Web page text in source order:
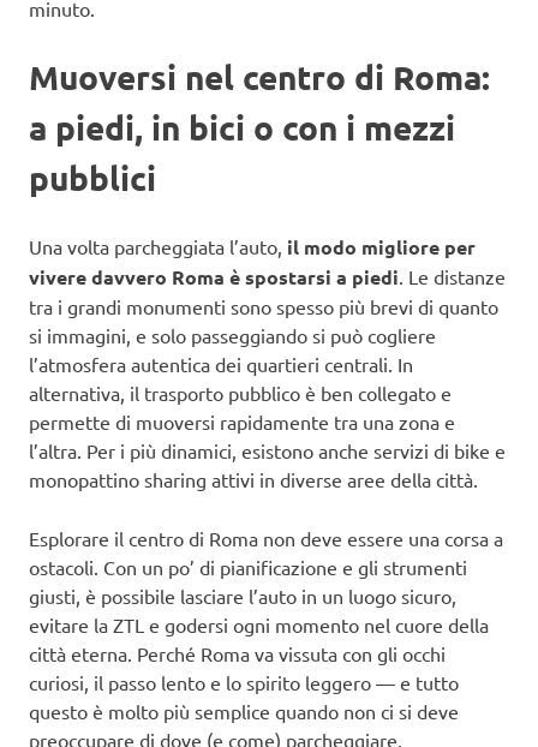
minuto.
Muoversi nel centro di Roma:
a piedi, in bici o con i mezzi
pubblici
Una volta parcheggiata l’auto, il modo migliore per
vivere davvero Roma è spostarsi a piedi. Le distanze
tra i grandi monumenti sono spesso più brevi di quanto
si immagini, e solo passeggiando si può cogliere
l’atmosfera autentica dei quartieri centrali. In
alternativa, il trasporto pubblico è ben collegato e
permette di muoversi rapidamente tra una zona e
l’altra. Per i più dinamici, esistono anche servizi di bike e
monopattino sharing attivi in diverse aree della città.
Esplorare il centro di Roma non deve essere una corsa a
ostacoli. Con un po’ di pianificazione e gli strumenti
giusti, è possibile lasciare l’auto in un luogo sicuro,
evitare la ZTL e godersi ogni momento nel cuore della
città eterna. Perché Roma va vissuta con gli occhi
curiosi, il passo lento e lo spirito leggero — e tutto
questo è molto più semplice quando non ci si deve
preoccupare di dove (e come) parcheggiare.